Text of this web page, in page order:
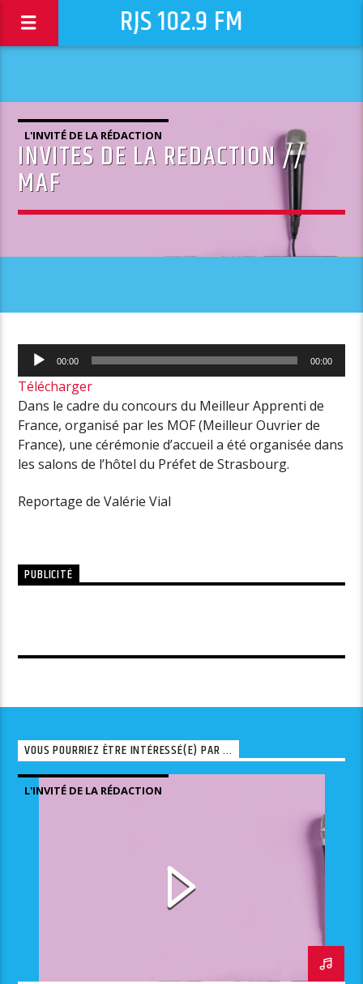
RJS 102.9 FM
L'INVITÉ DE LA RÉDACTION
INVITES DE LA REDACTION //
MAF
Lecteur
audio
00:00 00:00
Télécharger
Dans le cadre du concours du Meilleur Apprenti de
France, organisé par les MOF (Meilleur Ouvrier de
France), une cérémonie d’accueil a été organisée dans
les salons de l’hôtel du Préfet de Strasbourg.
Reportage de Valérie Vial
PUBLICITÉ
VOUS POURRIEZ ÊTRE INTÉRESSÉ(E) PAR ...
L'INVITÉ DE LA RÉDACTION